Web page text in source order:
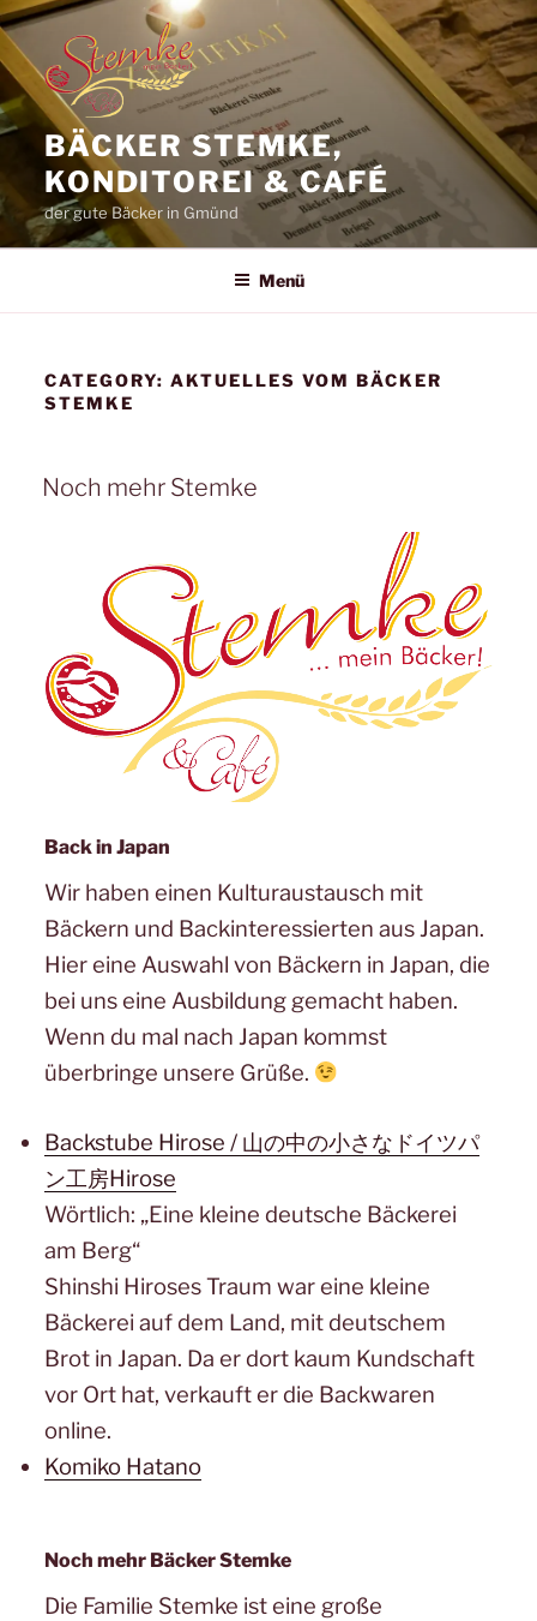
Zum
Inhalt
springen
BÄCKER STEMKE,
KONDITOREI & CAFÉ
der gute Bäcker in Gmünd
Menü
CATEGORY:AKTUELLES VOM BÄCKER
STEMKE
Noch mehr Stemke
Back in Japan
Wir haben einen Kulturaustausch mit
Bäckern und Backinteressierten aus Japan.
Hier eine Auswahl von Bäckern in Japan, die
bei uns eine Ausbildung gemacht haben.
Wenn du mal nach Japan kommst
überbringe unsere Grüße.
Backstube Hirose / 山の中の小さなドイツパ
ン工房Hirose
Wörtlich: „Eine kleine deutsche Bäckerei
am Berg“
Shinshi Hiroses Traum war eine kleine
Bäckerei auf dem Land, mit deutschem
Brot in Japan. Da er dort kaum Kundschaft
vor Ort hat, verkauft er die Backwaren
online.
Komiko Hatano
Noch mehr Bäcker Stemke
Die Familie Stemke ist eine große